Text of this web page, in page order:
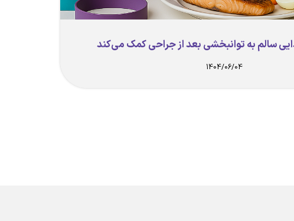
سالم به توانبخشی بعد از جراحی کمک می‌کند
1404/06/04